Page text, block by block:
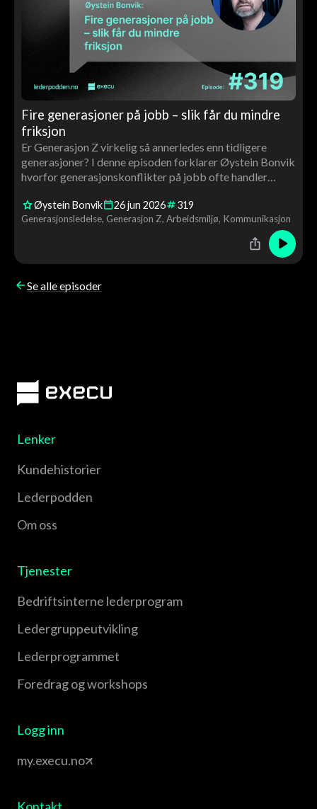
Fire generasjoner på jobb – slik får du mindre
friksjon
Er Generasjon Z virkelig så annerledes enn tidligere
generasjoner? I denne episoden forklarer Øystein Bonvik
hvorfor generasjonskonflikter på jobb ofte handler
kommunikasjon og arbeidslivets utvikling. En praktisk
episode om ledelse, samarbeid og aldersmangfold.
Øystein Bonvik 26jun 2026 319
Generasjonsledelse Generasjon Z Arbeidsmiljø Kommunikasjon
Se alle episoder
Lenker
Kundehistorier
Lederpodden
Om oss
Tjenester
Bedriftsinterne lederprogram
Leder­gruppe­utvikling
Leder­programmet
Foredrag og workshops
Logg inn
my.execu.no